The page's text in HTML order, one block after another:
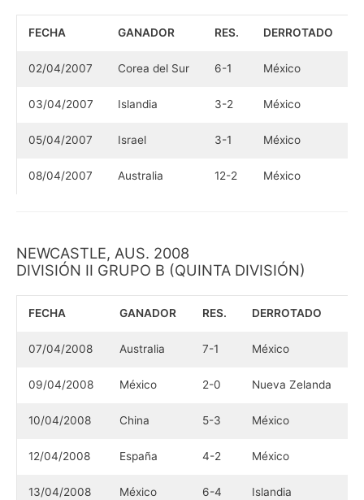
FECHA GANADOR RES. DERROTADO
02/04/2007 Corea del Sur 6-1 México
03/04/2007 Islandia 3-2 México
05/04/2007 Israel 3-1 México
08/04/2007 Australia 12-2 México
NEWCASTLE, AUS. 2008
DIVISIÓN II GRUPO B (QUINTA DIVISIÓN)
FECHA GANADOR RES. DERROTADO
07/04/2008 Australia 7-1 México
09/04/2008 México 2-0 Nueva Zelanda
10/04/2008 China 5-3 México
12/04/2008 España 4-2 México
13/04/2008 México 6-4 Islandia